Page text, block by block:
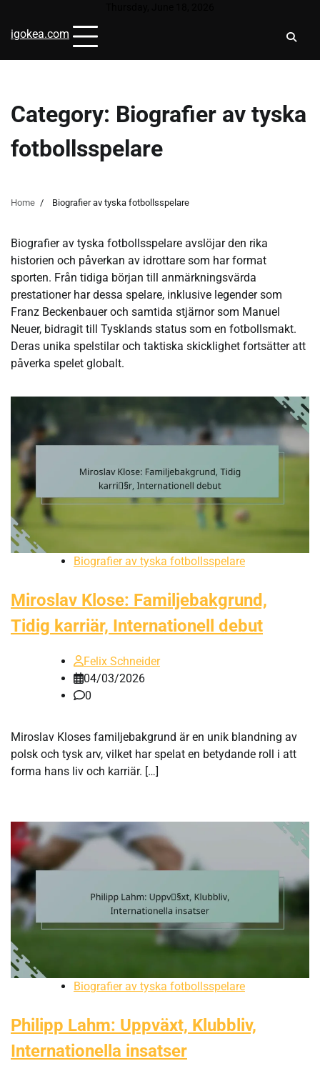
content
igokea.com
Category: Biografier av tyska
fotbollsspelare
Home Biografier av tyska fotbollsspelare
Biografier av tyska fotbollsspelare avslöjar den rika
historien och påverkan av idrottare som har format
sporten. Från tidiga början till anmärkningsvärda
prestationer har dessa spelare, inklusive legender som
Franz Beckenbauer och samtida stjärnor som Manuel
Neuer, bidragit till Tysklands status som en fotbollsmakt.
Deras unika spelstilar och taktiska skicklighet fortsätter att
påverka spelet globalt.
Biografier av tyska fotbollsspelare
Miroslav Klose: Familjebakgrund,
Tidig karriär, Internationell debut
Felix Schneider
04/03/2026
0
Miroslav Kloses familjebakgrund är en unik blandning av
polsk och tysk arv, vilket har spelat en betydande roll i att
forma hans liv och karriär. […]
Biografier av tyska fotbollsspelare
Philipp Lahm: Uppväxt, Klubbliv,
Internationella insatser